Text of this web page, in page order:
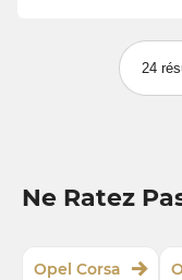
Ne Ratez
Opel Corsa